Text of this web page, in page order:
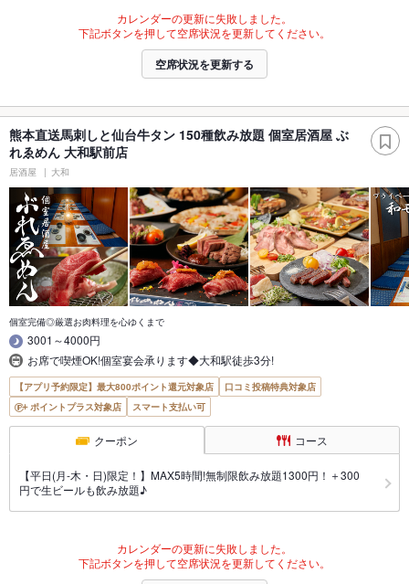
カレンダーの更新に失敗しました。
下記ボタンを押して空席状況を更新してください。
空席状況を更新する
熊本直送馬刺しと仙台牛タン 150種飲み放題 個室居酒屋 ぶ
れゑめん 大和駅前店
居酒屋 大和
個室完備◎厳選お肉料理を心ゆくまで
3001～4000円
お席で喫煙OK!個室宴会承ります◆大和駅徒歩3分!
【アプリ予約限定】最大800ポイント還元対象店
口コミ投稿特典対象店
ポイントプラス対象店
スマート支払い可
クーポン コース
【平日(月-木・日)限定！】MAX5時間!無制限飲み放題1300円！＋300
円で生ビールも飲み放題♪
カレンダーの更新に失敗しました。
下記ボタンを押して空席状況を更新してください。